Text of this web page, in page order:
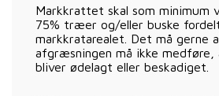
Markkrattet skal som
75% træer og/eller buske
markkratarealet. Det må gerne
afgræsningen må ikke
bliver ødelagt eller beskadiget.